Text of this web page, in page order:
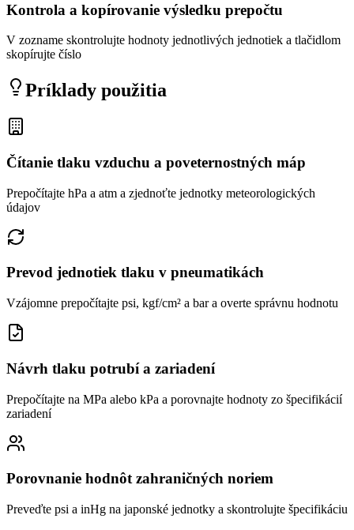
Kontrola a kopírovanie výsledku prepočtu
V zozname skontrolujte hodnoty jednotlivých jednotiek a tlačidlom
skopírujte číslo
Príklady použitia
Čítanie tlaku vzduchu a poveternostných máp
Prepočítajte hPa a atm a zjednoťte jednotky meteorologických
údajov
Prevod jednotiek tlaku v pneumatikách
Vzájomne prepočítajte psi, kgf/cm² a bar a overte správnu hodnotu
Návrh tlaku potrubí a zariadení
Prepočítajte na MPa alebo kPa a porovnajte hodnoty zo špecifikácií
zariadení
Porovnanie hodnôt zahraničných noriem
Preveďte psi a inHg na japonské jednotky a skontrolujte špecifikáciu